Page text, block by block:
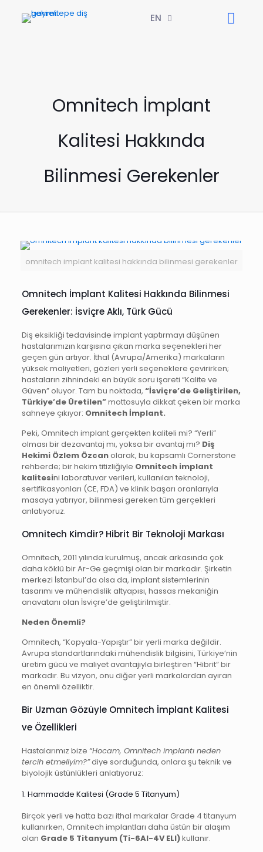
EN
Omnitech İmplant
Kalitesi Hakkında
Bilinmesi Gerekenler
omnitech implant kalitesi hakkında bilinmesi gerekenler
Omnitech İmplant Kalitesi Hakkında Bilinmesi
Gerekenler: İsviçre Aklı, Türk Gücü
Diş eksikliği tedavisinde implant yaptırmayı düşünen
hastalarımızın karşısına çıkan marka seçenekleri her
geçen gün artıyor. İthal (Avrupa/Amerika) markaların
yüksek maliyetleri, gözleri yerli seçeneklere çevirirken;
hastaların zihnindeki en büyük soru işareti “Kalite ve
Güven” oluyor. Tam bu noktada, “İsviçre’de Geliştirilen,
Türkiye’de Üretilen”mottosuyla dikkat çeken bir marka
sahneye çıkıyor: Omnitech İmplant.
Peki, Omnitech implant gerçekten kaliteli mi? “Yerli”
olması bir dezavantaj mı, yoksa bir avantaj mı? Diş
Hekimi Özlem Özcanolarak, bu kapsamlı Cornerstone
rehberde; bir hekim titizliğiyle Omnitech implant
kalitesini laboratuvar verileri, kullanılan teknoloji,
sertifikasyonları (CE, FDA) ve klinik başarı oranlarıyla
masaya yatırıyor, bilinmesi gereken tüm gerçekleri
anlatıyoruz.
Omnitech Kimdir? Hibrit Bir Teknoloji Markası
Omnitech, 2011 yılında kurulmuş, ancak arkasında çok
daha köklü bir Ar-Ge geçmişi olan bir markadır. Şirketin
merkezi İstanbul’da olsa da, implant sistemlerinin
tasarımı ve mühendislik altyapısı, hassas mekaniğin
anavatanı olan İsviçre’de geliştirilmiştir.
Neden Önemli?
Omnitech, “Kopyala-Yapıştır” bir yerli marka değildir.
Avrupa standartlarındaki mühendislik bilgisini, Türkiye’nin
üretim gücü ve maliyet avantajıyla birleştiren “Hibrit” bir
markadır. Bu vizyon, onu diğer yerli markalardan ayıran
en önemli özelliktir.
Bir Uzman Gözüyle Omnitech İmplant Kalitesi
ve Özellikleri
Hastalarımız bize “Hocam, Omnitech implantı neden
tercih etmeliyim?”diye sorduğunda, onlara şu teknik ve
biyolojik üstünlükleri anlatıyoruz:
1. Hammadde Kalitesi (Grade 5 Titanyum)
Birçok yerli ve hatta bazı ithal markalar Grade 4 titanyum
kullanırken, Omnitech implantları daha üstün bir alaşım
olan Grade 5 Titanyum (Ti-6Al-4V ELI)kullanır.